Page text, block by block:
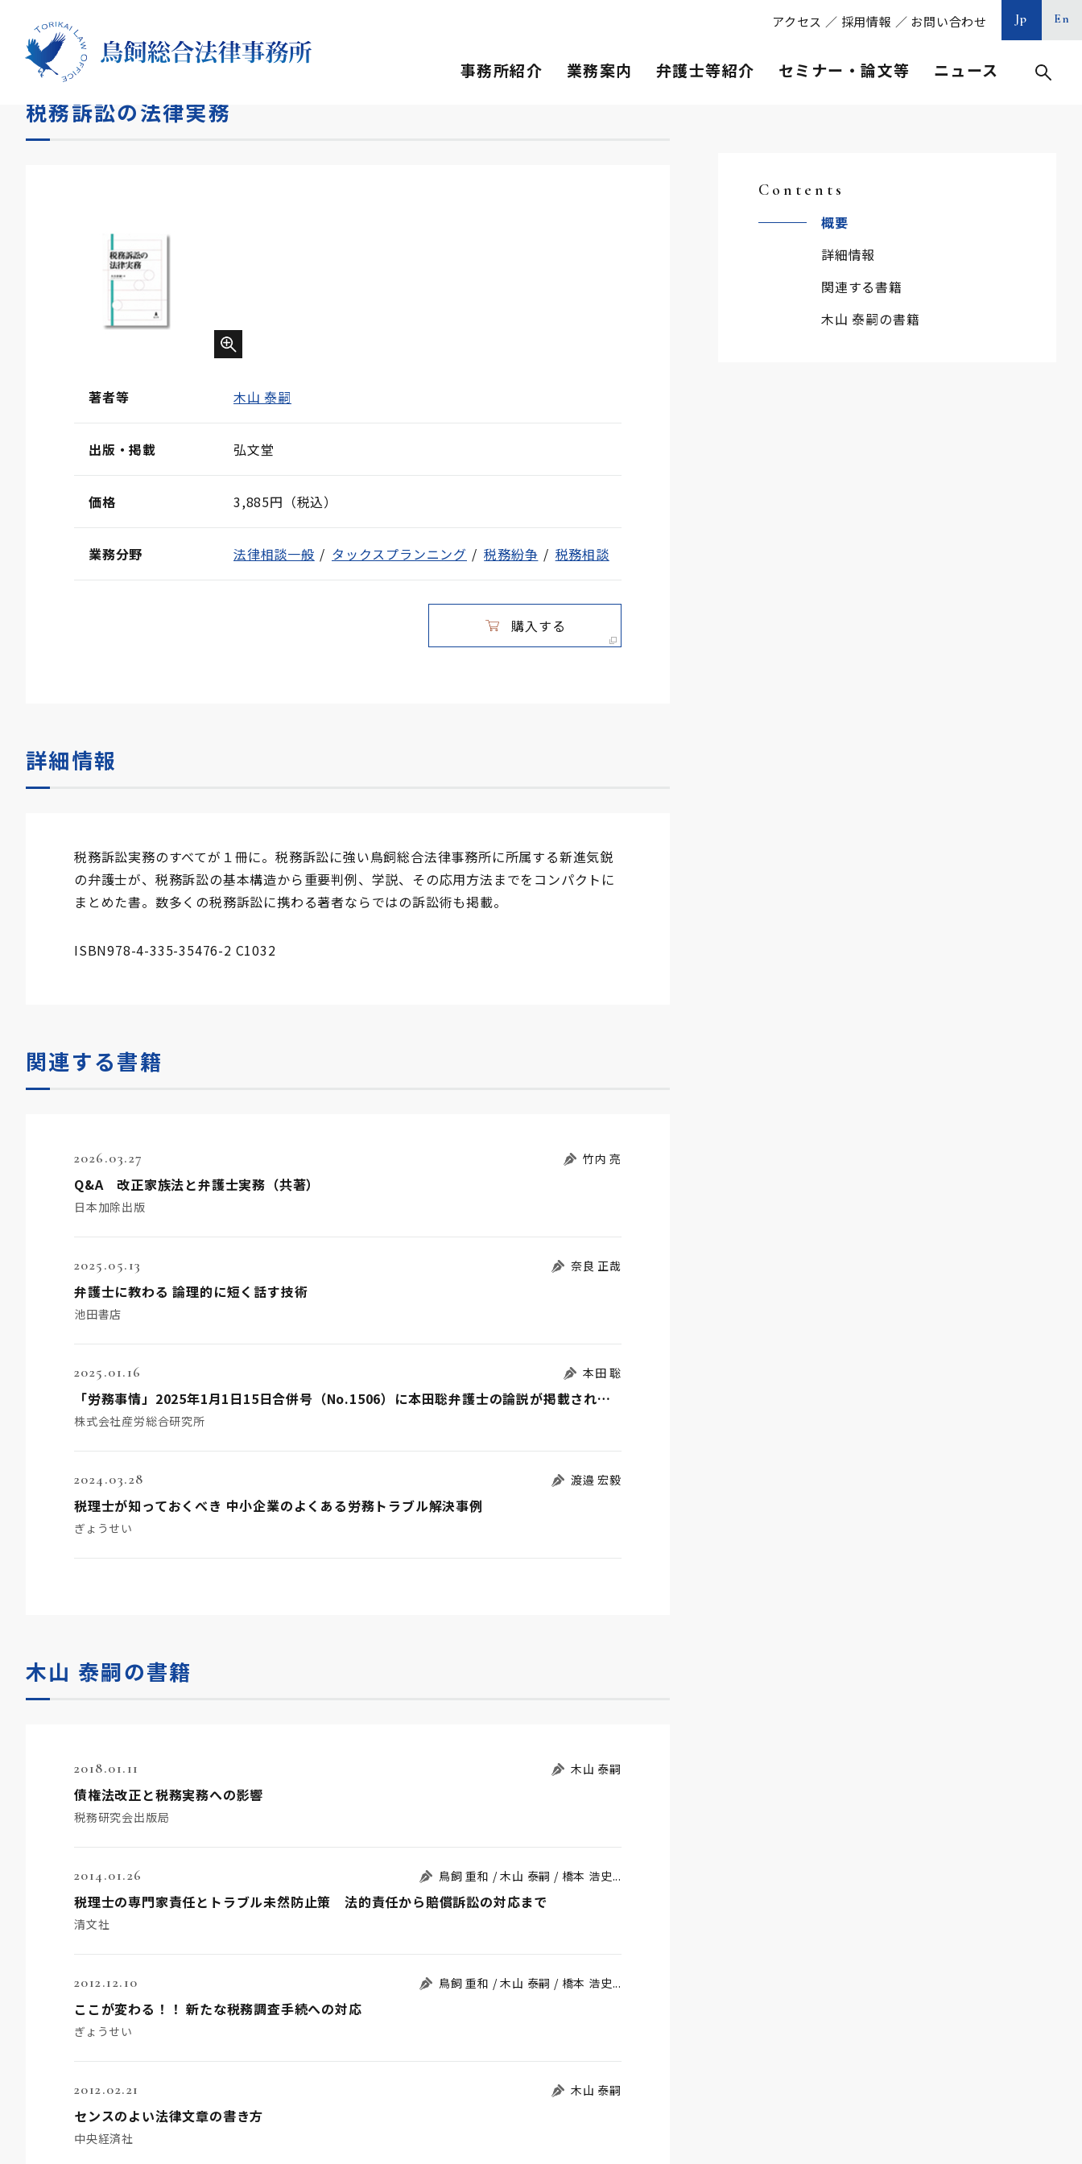
アクセス ／ 採用情報 ／ お問い合わせ Jp En
事務所紹介 業務案内 弁護士等紹介 セミナー・論文等 ニュース
HOME
税務訴訟の法律実務
著者等 木山 泰嗣
出版・掲載 弘文堂
価格 3,885円（税込）
業務分野 法律相談一般 タックスプランニング 税務紛争 税務相談
購入する
詳細情報
税務訴訟実務のすべてが１冊に。税務訴訟に強い鳥飼総合法律事務所に所属する新進気鋭
の弁護士が、税務訴訟の基本構造から重要判例、学説、その応用方法までをコンパクトに
まとめた書。数多くの税務訴訟に携わる著者ならではの訴訟術も掲載。
ISBN978-4-335-35476-2 C1032
関連する書籍
2026.03.27 竹内 亮
Q&A 改正家族法と弁護士実務（共著）
日本加除出版
2025.05.13 奈良 正哉
弁護士に教わる 論理的に短く話す技術
池田書店
2025.01.16 本田 聡
「労務事情」2025年1月1日15日合併号（No.1506）に本田聡弁護士の論説が掲載されました
株式会社産労総合研究所
2024.03.28 渡邉 宏毅
税理士が知っておくべき 中小企業のよくある労務トラブル解決事例
ぎょうせい
木山 泰嗣の書籍
2018.01.11 木山 泰嗣
債権法改正と税務実務への影響
税務研究会出版局
2014.01.26 鳥飼 重和 / 木山 泰嗣 / 橋本 浩史...
税理士の専門家責任とトラブル未然防止策 法的責任から賠償訴訟の対応まで
清文社
2012.12.10 鳥飼 重和 / 木山 泰嗣 / 橋本 浩史...
ここが変わる！！ 新たな税務調査手続への対応
ぎょうせい
2012.02.21 木山 泰嗣
センスのよい法律文章の書き方
中央経済社
Contents
概要
詳細情報
関連する書籍
木山 泰嗣の書籍